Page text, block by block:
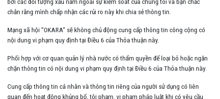
bởi các đối tượng xấu nằm ngoài sự kiểm soát của chúng tôi và bạn chắc
chắn rằng mình chấp nhận các rủi ro này khi chia sẻ thông tin.
Mạng xã hội "OKARA" sẽ không chủ động cung cấp thông tin công cộng có
nội dung vi phạm quy định tại Điều 6 của Thỏa thuận này.
Phối hợp với cơ quan quản lý nhà nước có thẩm quyền để loại bỏ hoặc ngăn
chặn thông tin có nội dung vi phạm quy định tại Điều 6 của Thỏa thuận này.
Cung cấp thông tin cá nhân và thông tin riêng của người sử dụng có liên
quan đến hoạt động khủng bố, tội phạm, vi phạm pháp luật khi có yêu cầu